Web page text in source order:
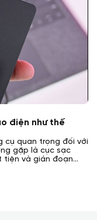
điện như thế
cụ quan trọng đối với
gặp là cục sạc
tiện và gián đoạn
vào điện như
bạn qua bài viết